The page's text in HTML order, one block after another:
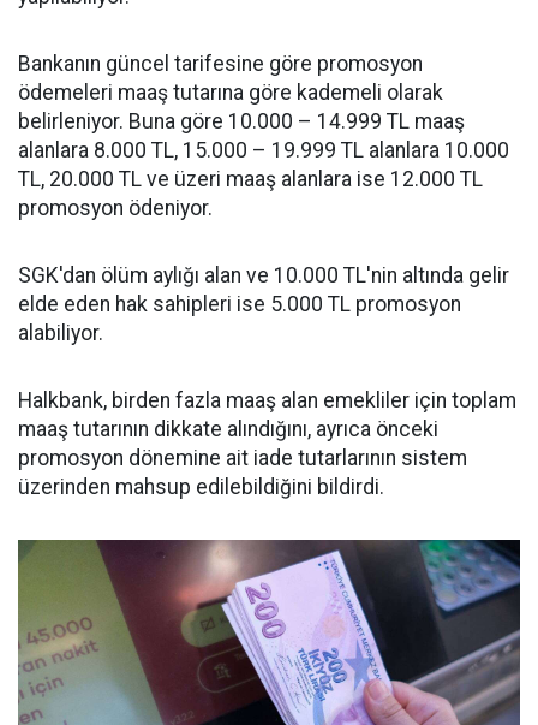
Bankanın güncel tarifesine göre promosyon
ödemeleri maaş tutarına göre kademeli olarak
belirleniyor. Buna göre 10.000 – 14.999 TL maaş
alanlara 8.000 TL, 15.000 – 19.999 TL alanlara 10.000
TL, 20.000 TL ve üzeri maaş alanlara ise 12.000 TL
promosyon ödeniyor.
SGK'dan ölüm aylığı alan ve 10.000 TL'nin altında gelir
elde eden hak sahipleri ise 5.000 TL promosyon
alabiliyor.
Halkbank, birden fazla maaş alan emekliler için toplam
maaş tutarının dikkate alındığını, ayrıca önceki
promosyon dönemine ait iade tutarlarının sistem
üzerinden mahsup edilebildiğini bildirdi.